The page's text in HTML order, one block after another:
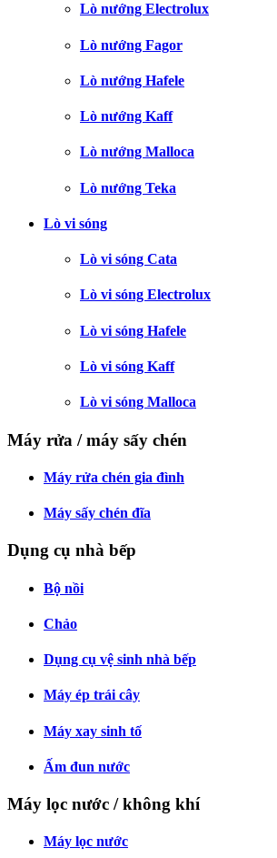
Lò nướng Electrolux
Lò nướng Fagor
Lò nướng Hafele
Lò nướng Kaff
Lò nướng Malloca
Lò nướng Teka
Lò vi sóng
Lò vi sóng Cata
Lò vi sóng Electrolux
Lò vi sóng Hafele
Lò vi sóng Kaff
Lò vi sóng Malloca
Máy rửa / máy sấy chén
Máy rửa chén gia đình
Máy sấy chén đĩa
Dụng cụ nhà bếp
Bộ nồi
Chảo
Dụng cụ vệ sinh nhà bếp
Máy ép trái cây
Máy xay sinh tố
Ấm đun nước
Máy lọc nước / không khí
Máy lọc nước